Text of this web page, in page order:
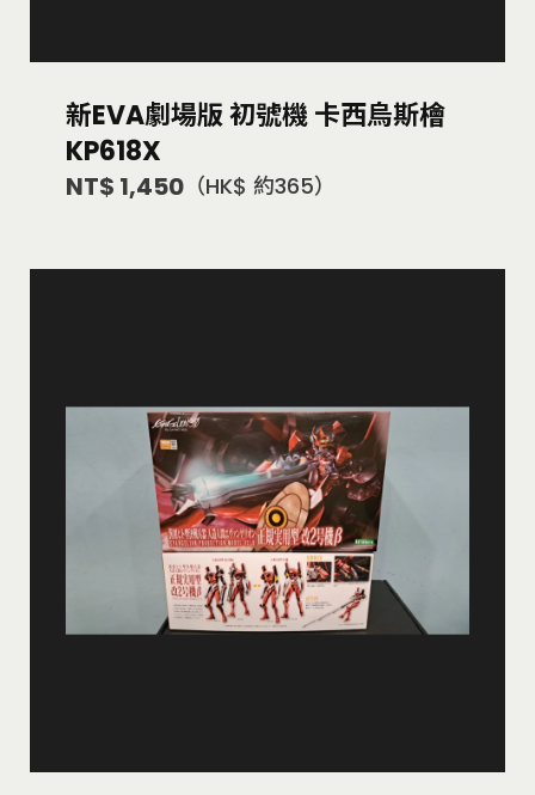
新EVA劇場版 初號機 卡西烏斯檜
KP618X
NT$ 1,450 （HK$ 約365）